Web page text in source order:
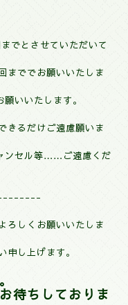
でとさせていただいて
まででお願いいたしま
いいたします。
きるだけご遠慮願いま
ンセル等……ご遠慮くだ
ろしくお願いいたしま
し上げます。
待ちしておりま